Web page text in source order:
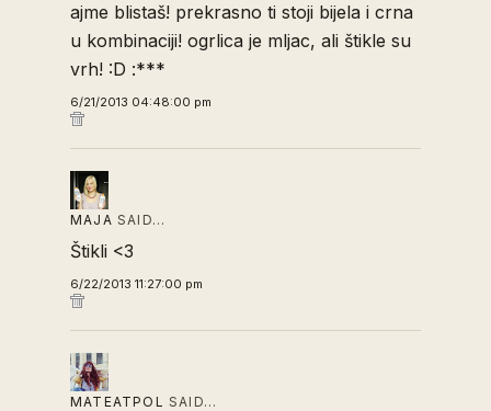
ajme blistaš! prekrasno ti stoji bijela i crna
u kombinaciji! ogrlica je mljac, ali štikle su
vrh! :D :***
6/21/2013 04:48:00 pm
MAJA SAID…
Štikli <3
6/22/2013 11:27:00 pm
MATEATPOL SAID…